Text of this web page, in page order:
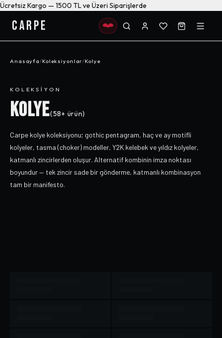
Ücretsiz Kargo — 1500 TL ve Üzeri Siparişlerde
CARPE
Anasayfa/Koleksiyonlar/Kolye
KOLEKSIYON
KOLYE(58+ ürün)
Carpe kolye koleksiyonu; gothic pentagram, haç ve ay motifli
kolyeler, tasma (choker) modeller, Y2K kelebek ve yıldız kolyeler,
katmanlı zincirlerden oluşur. Alternatif kombinin imza noktası
boyundur — tek zincir sade bir gönderme, katmanlı kombinasyon
tam bir manifesto.